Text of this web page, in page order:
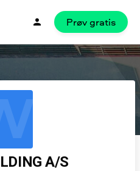
Prøv gratis
A/S